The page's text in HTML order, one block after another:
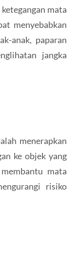
mata
menyebabkan
anak, paparan
jangka
menerapkan
ke objek yang
mata
risiko